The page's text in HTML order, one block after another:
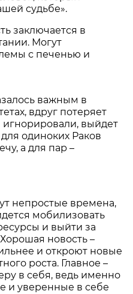
судьбе».
заключается в
Могут
с печенью и
важным в
вдруг потеряет
игнорировали, выйдет
одиноких Раков
а для пар –
непростые времена,
мобилизовать
и выйти за
новость –
и откроют новые
роста. Главное –
в себя, ведь именно
и уверенные в себе